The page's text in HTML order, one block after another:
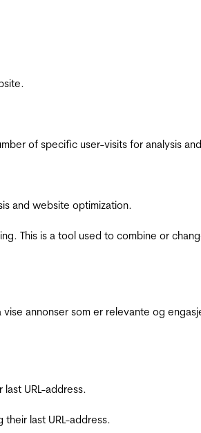
of specific user-visits for analysis
and website optimization.
This is a tool used to combine or
annonser som er relevante og
URL-address.
last URL-address.